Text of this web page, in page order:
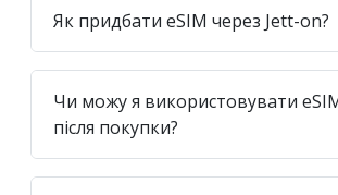
Як придбати eSIM через Jett-on?
Чи можу я використовувати
після покупки?